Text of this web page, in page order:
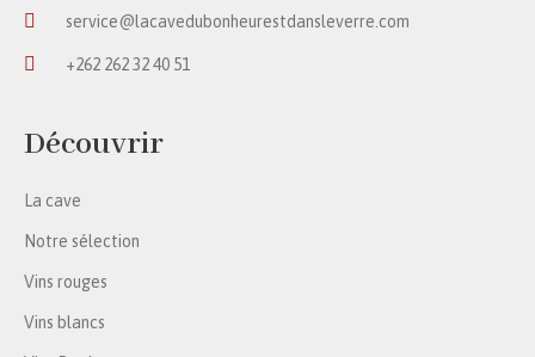
service@lacavedubonheurestdansleverre.com
+262 262 32 40 51
Découvrir
La cave
Notre sélection
Vins rouges
Vins blancs